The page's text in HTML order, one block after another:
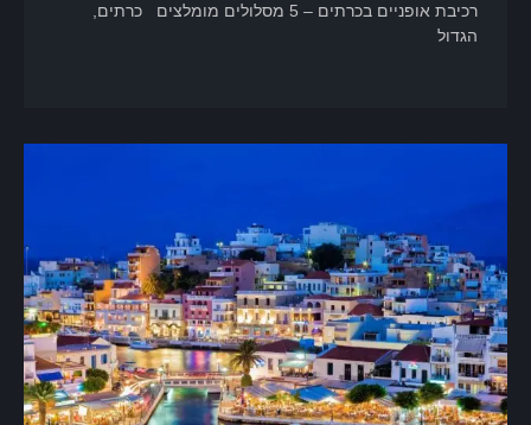
רכיבת אופניים בכרתים – 5 מסלולים מומלצים כרתים,
הגדול